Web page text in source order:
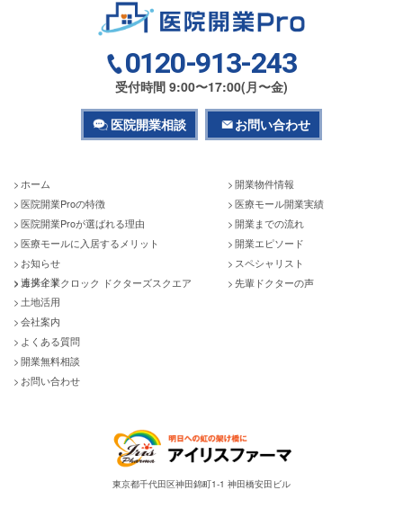
0120-913-243
受付時間 9:00〜17:00(月〜金)
医院開業相談 お問い合わせ
ホーム
医院開業Proの特徴
医院開業Proが選ばれる理由
医療モールに入居するメリット
お知らせ
カメイドクロック ドクターズスクエア
開業物件情報
医療モール開業実績
開業までの流れ
開業エピソード
スペシャリスト
先輩ドクターの声
連携企業
土地活用
会社案内
よくある質問
開業無料相談
お問い合わせ
東京都千代田区神田錦町1-1 神田橋安田ビル